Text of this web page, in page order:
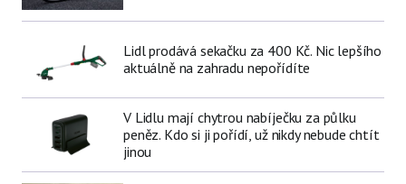
Lidl prodává sekačku za 400 Kč. Nic lepšího
aktuálně na zahradu nepořídíte
V Lidlu mají chytrou nabíječku za půlku
peněz. Kdo si ji pořídí, už nikdy nebude chtít
jinou